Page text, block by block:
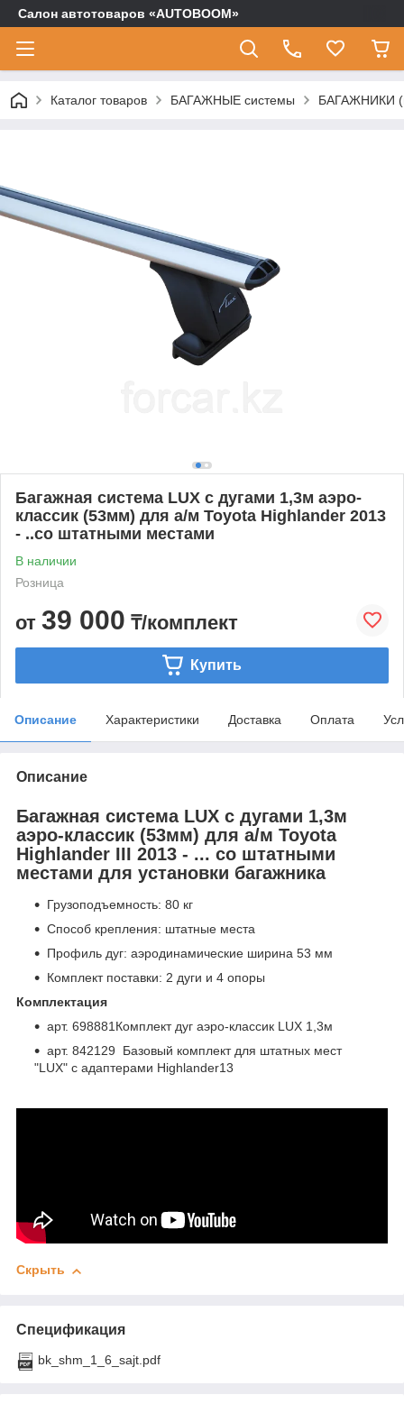
Салон автотоваров «AUTOBOOM»
Каталог товаров БАГАЖНЫЕ системы БАГАЖНИКИ
Багажная система LUX с дугами 1,3м аэро-
классик (53мм) для а/м Toyota Highlander 2013
- ..со штатными местами
В наличии
Розница
от 39 000 ₸/комплект
Купить
Описание Характеристики Доставка Оплата
Описание
Багажная система LUX с дугами 1,3м
аэро-классик (53мм) для а/м Toyota
Highlander III 2013 - ... со штатными
местами для установки багажника
Грузоподъемность: 80 кг
Способ крепления: штатные места
Профиль дуг: аэродинамические ширина 53 мм
Комплект поставки: 2 дуги и 4 опоры
Комплектация
арт. 698881Комплект дуг аэро-классик LUX 1,3м
арт. 842129 Базовый комплект для штатных мест
"LUX" с адаптерами Highlander13
Скрыть
Спецификация
bk_shm_1_6_sajt.pdf